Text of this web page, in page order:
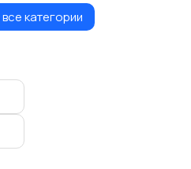
категории